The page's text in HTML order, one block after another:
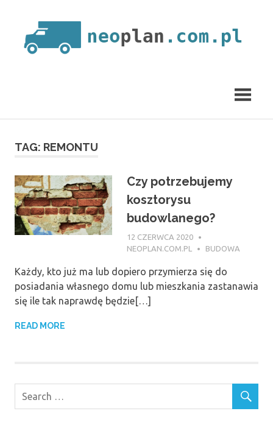
content
TAG: REMONTU
Czy potrzebujemy
kosztorysu
budowlanego?
12 CZERWCA 2020
NEOPLAN.COM.PL
BUDOWA
Każdy, kto już ma lub dopiero przymierza się do
posiadania własnego domu lub mieszkania zastanawia
się ile tak naprawdę będzie[…]
READ MORE